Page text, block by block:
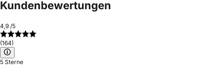
Kundenbewertungen
4,9 /5
(164)
5 Sterne